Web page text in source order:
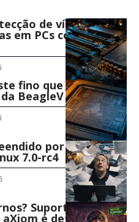
de vídeo para
em PCs com
fino que faltava
BeagleV Ahead
por avalanche
7.0-rc4
Suporte nativo
é detalhado